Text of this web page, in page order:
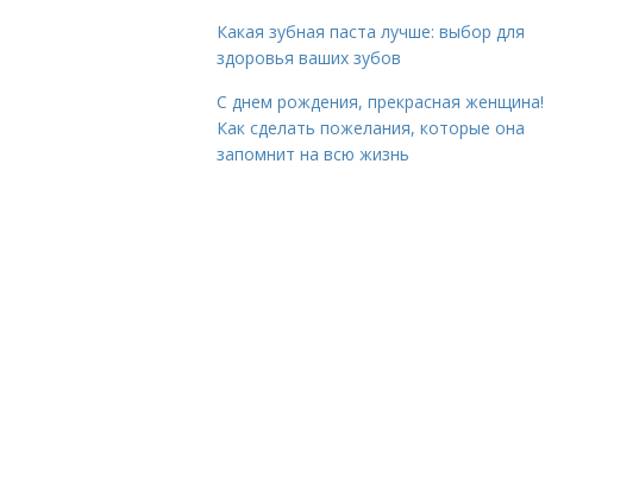
Какая зубная паста лучше: выбор для
здоровья ваших зубов
С днем рождения, прекрасная женщина!
Как сделать пожелания, которые она
запомнит на всю жизнь